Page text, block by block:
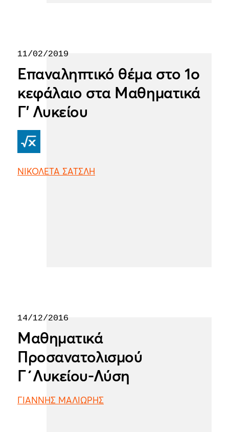
11/02/2019
Επαναληπτικό θέμα στο 1o
κεφάλαιο στα Μαθηματικά
Γ' Λυκείου
ΝΙΚΟΛΕΤΑ ΣΑΤΣΛΗ
14/12/2016
Μαθηματικά
Προσανατολισμού
Γ΄Λυκείου-Λύση
ΓΙΑΝΝΗΣ ΜΑΛΙΩΡΗΣ